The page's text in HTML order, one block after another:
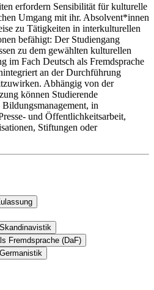
erfordern Sensibilität für kulturelle
Umgang mit ihr. Absolvent*innen
zu Tätigkeiten in interkulturellen
befähigt: Der Studiengang
zu dem gewählten kulturellen
im Fach Deutsch als Fremdsprache
an der Durchführung
Abhängig von der
können Studierende
in
und Öffentlichkeitsarbeit,
Stiftungen oder
Numerus clausus?
ist frei. Sie
in einer der beteiligten
des Musterstudienplans
die Reihenfolge selbst festlegen?
2 (Interkulturalität) werden von
– mit einer Ausnahme: Modul 1
auch eine neue
beginnen?
B.A. voraus. Das bedeutet,
Fremdsprache (DaF)
ein Zusatzzertifikat für Deutsch
Deutsch als Fremdsprache“
im Fachschwerpunkt